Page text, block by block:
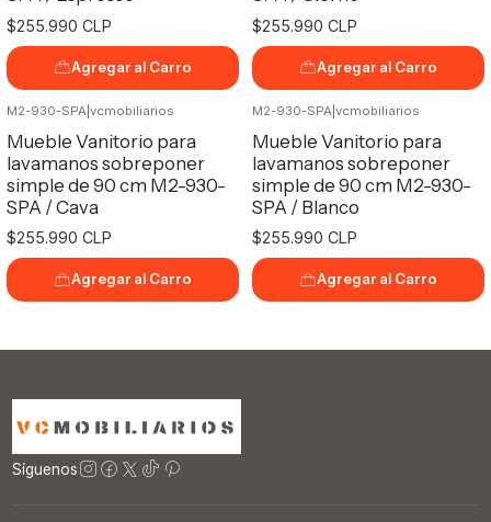
$255.990 CLP
Agregar al Carro
$255.990 CLP
Agregar al Carro
M2-930-SPA| vcmobiliarios
Mueble Vanitorio para
lavamanos sobreponer
simple de 90 cm M2-930-
SPA / Cava
$255.990 CLP
Agregar al Carro
M2-930-SPA| vcmobiliarios
Mueble Vanitorio para
lavamanos sobreponer
simple de 90 cm M2-930-
SPA / Blanco
$255.990 CLP
Agregar al Carro
Síguenos